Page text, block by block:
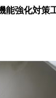
能強化対策